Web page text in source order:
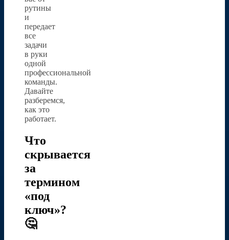
рутины
и
передает
все
задачи
в руки
одной
профессиональной
команды.
Давайте
разберемся,
как это
работает.
Что
скрывается
за
термином
«под
ключ»?
🤔